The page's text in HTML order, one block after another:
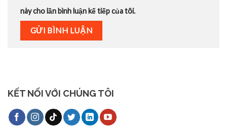
này cho lần bình luận kế tiếp của tôi.
KẾT NỐI VỚI CHÚNG TÔI